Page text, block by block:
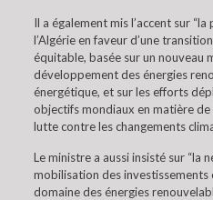
Il a également mis l’accent sur
l’Algérie en faveur d’une
équitable, basée sur un nouveau
développement des énergies
énergétique, et sur les efforts
objectifs mondiaux en matière
lutte contre les changements
Le ministre a aussi insisté sur “la
mobilisation des investissements
domaine des énergies